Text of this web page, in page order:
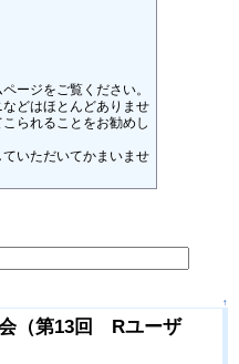
ージをご覧ください。
どはほとんどありませ
られることをお勧めし
いただいてかまいませ
↑
（第13回 Rユーザ